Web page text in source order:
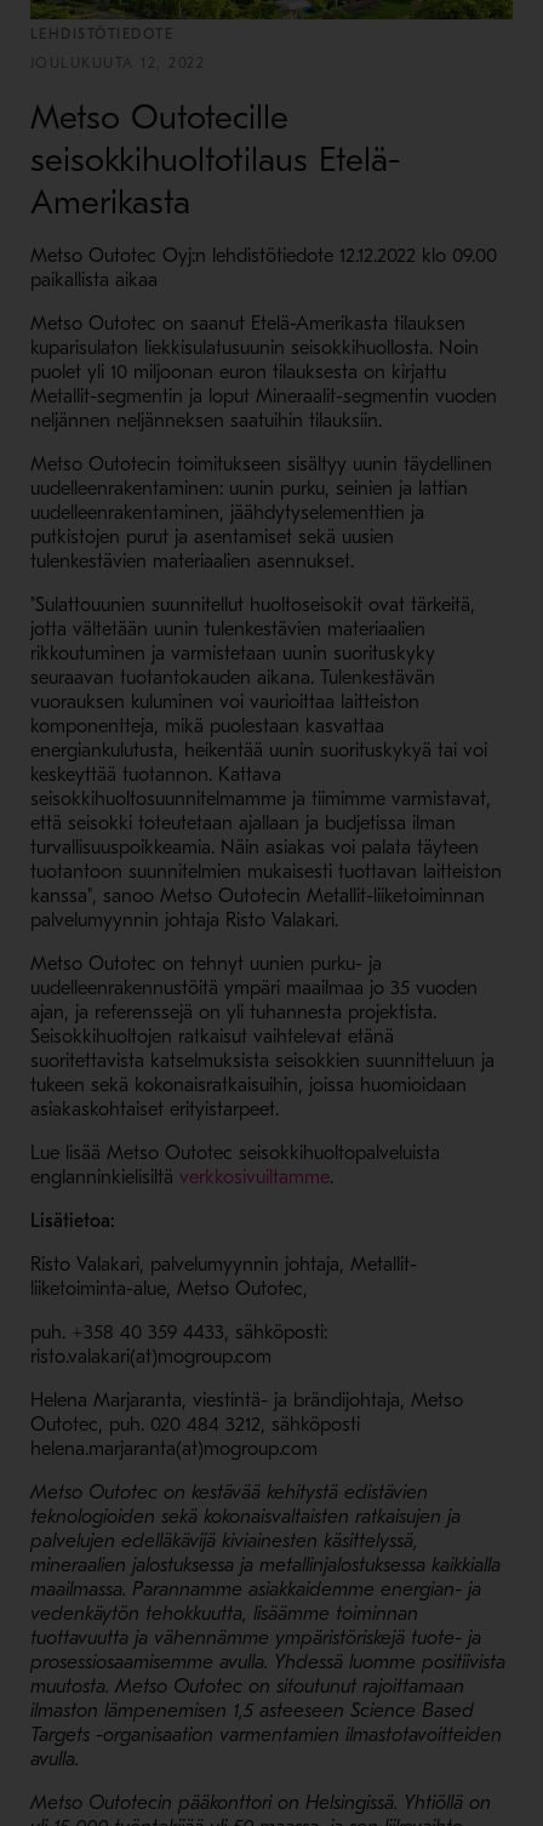
LEHDISTÖTIEDOTE
JOULUKUUTA 12, 2022
Metso Outotecille
seisokkihuoltotilaus Etelä-
Amerikasta
Metso Outotec Oyj:n lehdistötiedote 12.12.2022 klo 09.00
paikallista aikaa
Metso Outotec on saanut Etelä-Amerikasta tilauksen
kuparisulaton liekkisulatusuunin seisokkihuollosta. Noin
puolet yli 10 miljoonan euron tilauksesta on kirjattu
Metallit-segmentin ja loput Mineraalit-segmentin vuoden
neljännen neljänneksen saatuihin tilauksiin.
Metso Outotecin toimitukseen sisältyy uunin täydellinen
uudelleenrakentaminen: uunin purku, seinien ja lattian
uudelleenrakentaminen, jäähdytyselementtien ja
putkistojen purut ja asentamiset sekä uusien
tulenkestävien materiaalien asennukset.
"Sulattouunien suunnitellut huoltoseisokit ovat tärkeitä,
jotta vältetään uunin tulenkestävien materiaalien
rikkoutuminen ja varmistetaan uunin suorituskyky
seuraavan tuotantokauden aikana. Tulenkestävän
vuorauksen kuluminen voi vaurioittaa laitteiston
komponentteja, mikä puolestaan kasvattaa
energiankulutusta, heikentää uunin suorituskykyä tai voi
keskeyttää tuotannon. Kattava
seisokkihuoltosuunnitelmamme ja tiimimme varmistavat,
että seisokki toteutetaan ajallaan ja budjetissa ilman
turvallisuuspoikkeamia. Näin asiakas voi palata täyteen
tuotantoon suunnitelmien mukaisesti tuottavan laitteiston
kanssa", sanoo Metso Outotecin Metallit-liiketoiminnan
palvelumyynnin johtaja Risto Valakari.
Metso Outotec on tehnyt uunien purku- ja
uudelleenrakennustöitä ympäri maailmaa jo 35 vuoden
ajan, ja referenssejä on yli tuhannesta projektista.
Seisokkihuoltojen ratkaisut vaihtelevat etänä
suoritettavista katselmuksista seisokkien suunnitteluun ja
tukeen sekä kokonaisratkaisuihin, joissa huomioidaan
asiakaskohtaiset erityistarpeet.
Lue lisää Metso Outotec seisokkihuoltopalveluista
englanninkielisiltä verkkosivuiltamme- Avaa uudessa ikkunassa
.
Lisätietoa:
Risto Valakari, palvelumyynnin johtaja, Metallit-
liiketoiminta-alue, Metso Outotec,
puh. +358 40 359 4433, sähköposti:
risto.valakari(at)mogroup.com
Helena Marjaranta, viestintä- ja brändijohtaja, Metso
Outotec, puh. 020 484 3212, sähköposti
helena.marjaranta(at)mogroup.com
Metso Outotec on kestävää kehitystä edistävien
teknologioiden sekä kokonaisvaltaisten ratkaisujen ja
palvelujen edelläkävijä kiviainesten käsittelyssä,
mineraalien jalostuksessa ja metallinjalostuksessa kaikkialla
maailmassa. Parannamme asiakkaidemme energian- ja
vedenkäytön tehokkuutta, lisäämme toiminnan
tuottavuutta ja vähennämme ympäristöriskejä tuote- ja
prosessiosaamisemme avulla. Yhdessä luomme positiivista
muutosta. Metso Outotec on sitoutunut rajoittamaan
ilmaston lämpenemisen 1,5 asteeseen Science Based
Targets -organisaation varmentamien ilmastotavoitteiden
avulla.
Metso Outotecin pääkonttori on Helsingissä. Yhtiöllä on